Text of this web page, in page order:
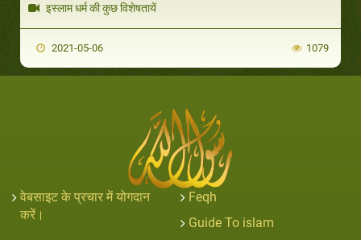
इस्लाम धर्म की कुछ विशेषतायें
2021-05-06 1079
वेबसाइट के प्रचार में योगदान
करें।
Feqh
Guide To islam